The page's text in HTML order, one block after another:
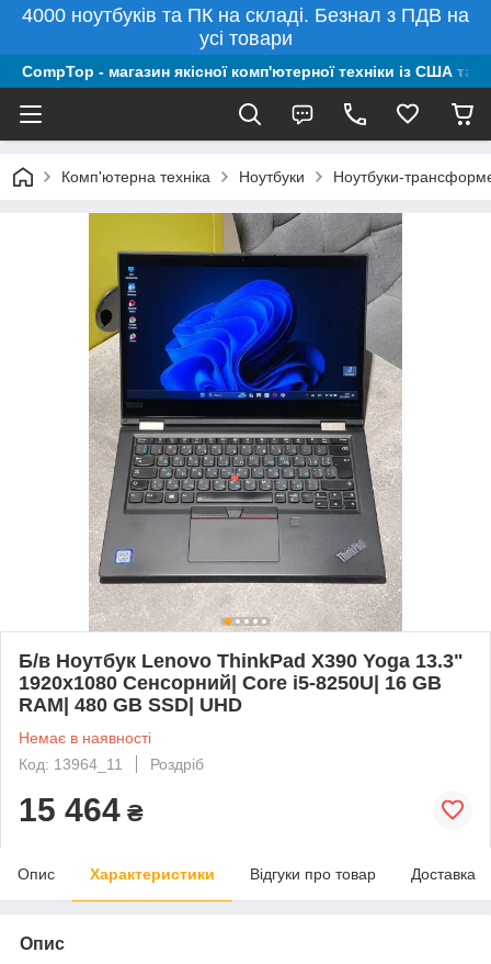
4000 ноутбуків та ПК на складі. Безнал з ПДВ на
усі товари
CompTop - магазин якісної комп'ютерної техніки із США та
Комп'ютерна техніка Ноутбуки Ноутбуки-
Б/в Ноутбук Lenovo ThinkPad X390 Yoga 13.3"
1920x1080 Сенсорний| Core i5-8250U| 16 GB
RAM| 480 GB SSD| UHD
Немає в наявності
Код: 13964_11
Роздріб
15 464 ₴
Опис Характеристики Відгуки про товар Доставка
Опис